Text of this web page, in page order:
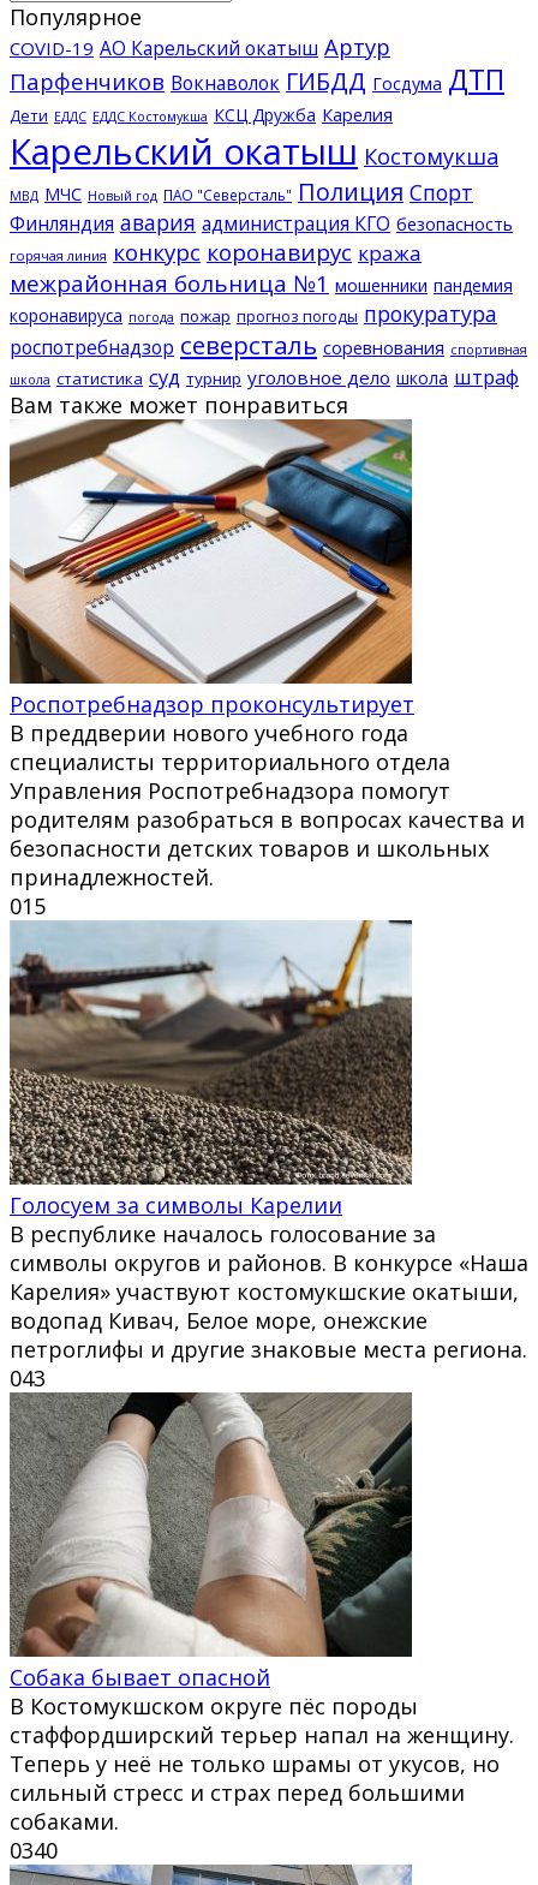
Популярное
COVID-19 АО Карельский окатыш Артур
Парфенчиков Вокнаволок ГИБДД Госдума ДТП
Дети ЕДДС ЕДДС Костомукша КСЦ Дружба Карелия
Карельский окатыш Костомукша
МВД МЧС Новый год ПАО "Северсталь" Полиция Спорт
Финляндия авария администрация КГО безопасность
горячая линия конкурс коронавирус кража
межрайонная больница №1 мошенники пандемия
коронавируса погода пожар прогноз погоды прокуратура
роспотребнадзор северсталь соревнования спортивная
школа статистика суд турнир уголовное дело школа штраф
Вам также может понравиться
Роспотребнадзор проконсультирует
В преддверии нового учебного года
специалисты территориального отдела
Управления Роспотребнадзора помогут
родителям разобраться в вопросах качества и
безопасности детских товаров и школьных
принадлежностей.
015
Голосуем за символы Карелии
В республике началось голосование за
символы округов и районов. В конкурсе «Наша
Карелия» участвуют костомукшские окатыши,
водопад Кивач, Белое море, онежские
петроглифы и другие знаковые места региона.
043
Собака бывает опасной
В Костомукшском округе пёс породы
стаффордширский терьер напал на женщину.
Теперь у неё не только шрамы от укусов, но
сильный стресс и страх перед большими
собаками.
0340